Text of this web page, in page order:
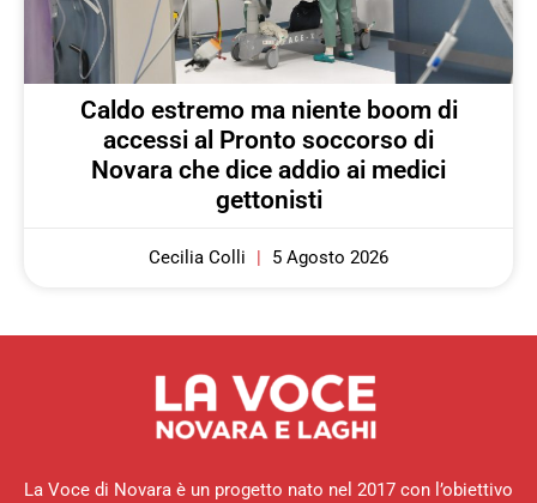
Caldo estremo ma niente boom di
accessi al Pronto soccorso di
Novara che dice addio ai medici
gettonisti
Cecilia Colli 5 Agosto 2026
La Voce di Novara è un progetto nato nel 2017 con l’obiettivo